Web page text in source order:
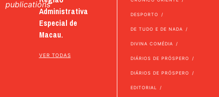
publications
Administrativa
Especial de
Macau.
VER TODAS
DESPORTO
DE TUDO E DE NADA
DIVINA COMÉDIA
DIÁRIOS DE PRÓSPERO
DIÁRIOS DE PRÓSPERO
EDITORIAL